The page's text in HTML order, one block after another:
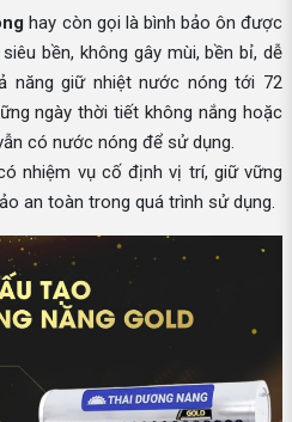
hay còn gọi là bình bảo ôn được
bền, không gây mùi, bền bỉ, dễ
năng giữ nhiệt nước nóng tới 72
ngày thời tiết không nắng hoặc
có nước nóng để sử dụng.
nhiệm vụ cố định vị trí, giữ vững
an toàn trong quá trình sử dụng.